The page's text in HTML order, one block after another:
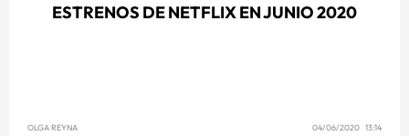
ESTRENOS DE NETFLIX EN JUNIO 2020
OLGA REYNA 04/06/2020 13:14